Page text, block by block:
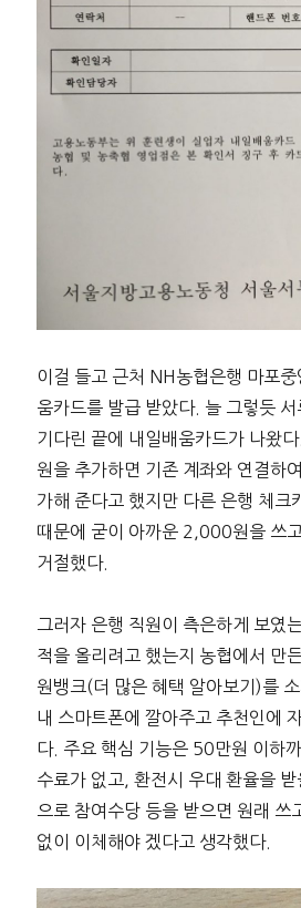
이걸 들고 근처 NH농협은행 마포중
움카드를 발급 받았다. 늘 그렇듯
기다린 끝에 내일배움카드가 나왔
원을 추가하면 기존 계좌와 연결하
가해 준다고 했지만 다른 은행 체크
때문에 굳이 아까운 2,000원을 쓰
거절했다.
그러자 은행 직원이 측은하게 보였
적을 올리려고 했는지 농협에서 만
원뱅크(더 많은 혜택 알아보기)를
내 스마트폰에 깔아주고 추천인에
다. 주요 핵심 기능은 50만원 이하
수료가 없고, 환전시 우대 환율을
으로 참여수당 등을 받으면 원래 쓰
없이 이체해야 겠다고 생각했다.